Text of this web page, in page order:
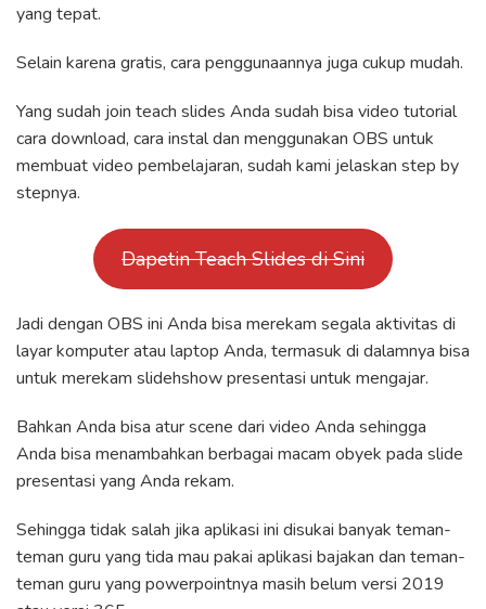
yang tepat.
Selain karena gratis, cara penggunaannya juga cukup mudah.
Yang sudah join teach slides Anda sudah bisa video tutorial
cara download, cara instal dan menggunakan OBS untuk
membuat video pembelajaran, sudah kami jelaskan step by
stepnya.
Dapetin Teach Slides di Sini
Jadi dengan OBS ini Anda bisa merekam segala aktivitas di
layar komputer atau laptop Anda, termasuk di dalamnya bisa
untuk merekam slidehshow presentasi untuk mengajar.
Bahkan Anda bisa atur scene dari video Anda sehingga
Anda bisa menambahkan berbagai macam obyek pada slide
presentasi yang Anda rekam.
Sehingga tidak salah jika aplikasi ini disukai banyak teman-
teman guru yang tida mau pakai aplikasi bajakan dan teman-
teman guru yang powerpointnya masih belum versi 2019